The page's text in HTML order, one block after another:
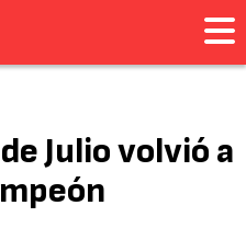
Julio volvió a